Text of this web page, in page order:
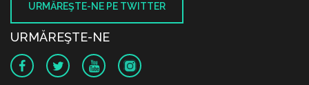
URMĂREŞTE-NE PE TWITTER
URMĂREŞTE-NE